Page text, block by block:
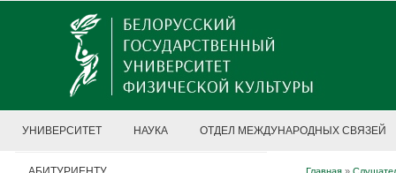
УНИВЕРСИТЕТ НАУКА ОТДЕЛ МЕЖДУНАРОДНЫХ СВЯЗЕЙ